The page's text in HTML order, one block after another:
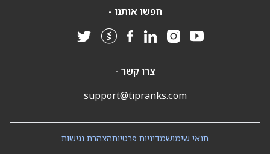
חפשו אותנו -
צרו קשר -
support@tipranks.com
הצהרת נגישותמדיניות פרטיותתנאי שימוש